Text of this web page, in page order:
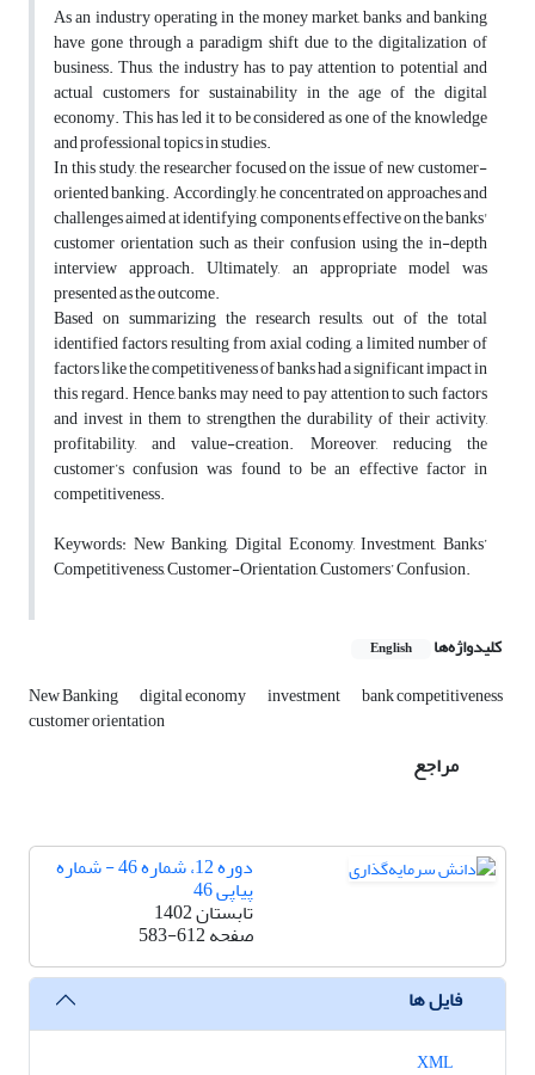
As an industry operating in the money market, banks and banking
have gone through a paradigm shift due to the digitalization of
business. Thus, the industry has to pay attention to potential and
actual customers for sustainability in the age of the digital
economy. This has led it to be considered as one of the knowledge
and professional topics in studies.
In this study, the researcher focused on the issue of new customer-
oriented banking. Accordingly, he concentrated on approaches and
challenges aimed at identifying components effective on the banks'
customer orientation such as their confusion using the in-depth
interview approach. Ultimately, an appropriate model was
presented as the outcome.
Based on summarizing the research results, out of the total
identified factors resulting from axial coding, a limited number of
factors like the competitiveness of banks had a significant impact in
this regard. Hence, banks may need to pay attention to such factors
and invest in them to strengthen the durability of their activity,
profitability, and value-creation. Moreover, reducing the
customer’s confusion was found to be an effective factor in
competitiveness.
Keywords: New Banking, Digital Economy, Investment, Banks’
Competitiveness, Customer-Orientation, Customers’ Confusion.
کلیدواژه‌ها English
New Banking digital economy investment bank competitiveness
customer orientation
مراجع
دوره 12، شماره 46 - شماره
پیاپی 46
تابستان 1402
صفحه583-612
فایل ها